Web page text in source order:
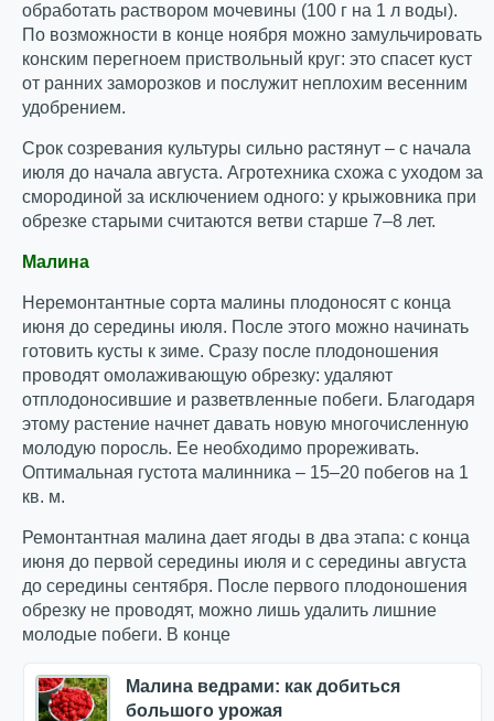
обработать раствором мочевины (100 г на 1 л воды).
По возможности в конце ноября можно замульчировать
конским перегноем приствольный круг: это спасет куст
от ранних заморозков и послужит неплохим весенним
удобрением.
Срок созревания культуры сильно растянут – с начала
июля до начала августа. Агротехника схожа с уходом за
смородиной за исключением одного: у крыжовника при
обрезке старыми считаются ветви старше 7–8 лет.
Малина
Неремонтантные сорта малины плодоносят с конца
июня до середины июля. После этого можно начинать
готовить кусты к зиме. Сразу после плодоношения
проводят омолаживающую обрезку: удаляют
отплодоносившие и разветвленные побеги. Благодаря
этому растение начнет давать новую многочисленную
молодую поросль. Ее необходимо прореживать.
Оптимальная густота малинника – 15–20 побегов на 1
кв. м.
Ремонтантная малина дает ягоды в два этапа: с конца
июня до первой середины июля и с середины августа
до середины сентября. После первого плодоношения
обрезку не проводят, можно лишь удалить лишние
молодые побеги. В конце
Малина ведрами: как добиться
большого урожая